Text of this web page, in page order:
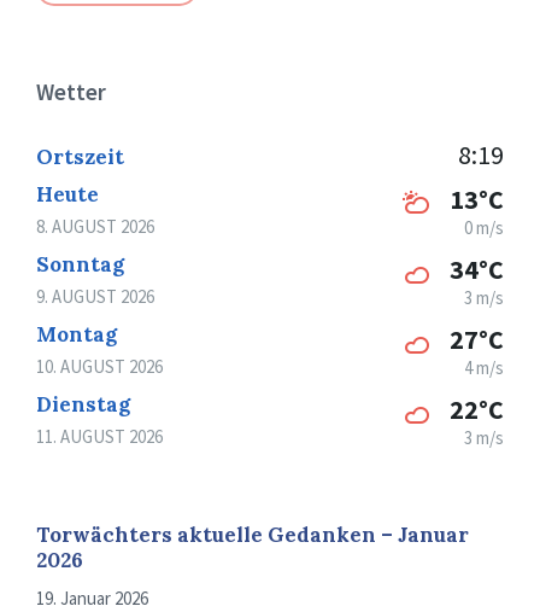
Wetter
Ortszeit 8:19
Heute
8. AUGUST 2026
13°C
0 m/s
Sonntag
9. AUGUST 2026
34°C
3 m/s
Montag
10. AUGUST 2026
27°C
4 m/s
Dienstag
11. AUGUST 2026
22°C
3 m/s
Torwächters aktuelle Gedanken – Januar
2026
19. Januar 2026